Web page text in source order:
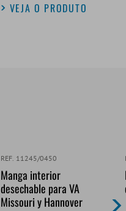
VEJA O PRODUTO
REF. 11245/0450
Manga interior
desechable para VA
Missouri y Hannover